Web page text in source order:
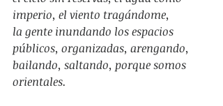
imperio, el viento tragándome,
la gente inundando los espacios
públicos, organizadas, arengando,
bailando, saltando, porque somos
orientales.